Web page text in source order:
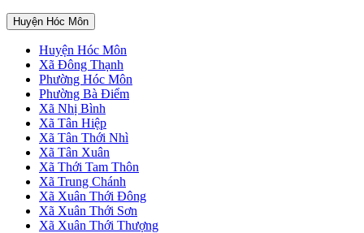
Huyện Hóc Môn
Huyện Hóc Môn
Xã Đông Thạnh
Phường Hóc Môn
Phường Bà Điểm
Xã Nhị Bình
Xã Tân Hiệp
Xã Tân Thới Nhì
Xã Tân Xuân
Xã Thới Tam Thôn
Xã Trung Chánh
Xã Xuân Thới Đông
Xã Xuân Thới Sơn
Xã Xuân Thới Thượng